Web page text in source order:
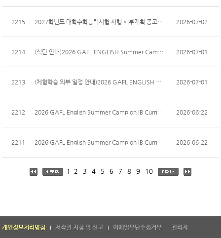
2215 2027학년도 대학수학능력시험 시행 세부게획 공고문 안... 2026-07-02
2214 (식단 안내)2026 GAFL ENGLISH Summer Camp on IB Cur... 2026-07-01
2213 (체험학습 외부 일정 안내)2026 GAFL ENGLISH Summer ... 2026-07-01
2212 2026 GAFL English Summer Camp on IB Curricululm 접... 2026-06-22
2211 2026 GAFL English Summer Camp on IB Curriculum 접수... 2026-06-22
1 2 3 4 5 6 7 8 9 10
개인정보처리방침 저작권 지침 및 신고 이메일무단수집거부 관리자